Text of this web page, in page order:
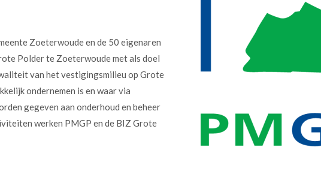
Zoeterwoude en de 50 eigenaren
Polder te Zoeterwoude met als doel
van het vestigingsmilieu op Grote
ondernemen is en waar via
gegeven aan onderhoud en beheer
werken PMGP en de BIZ Grote